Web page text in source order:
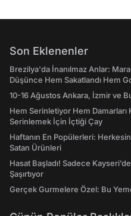
Son Eklenenler
Brezilya'da İnanılmaz Anlar:
Düşünce Hem Sakatlandı Hem
10-16 Ağustos Ankara, İzmir ve
Hem Serinletiyor Hem Damarları
Serinlemek İçin İçtiği Çay
Haftanın En Popülerleri:
Satan Ürünleri
Hasat Başladı! Sadece
Şaşırtıyor
Gerçek Gurmelere Özel: Bu